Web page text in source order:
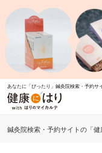
あなたに「ぴったり」鍼灸院検索・予約サ
鍼灸院検索・予約サイトの「